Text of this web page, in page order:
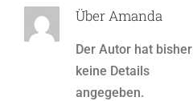
ÜberAmanda
Der Autor hat bisher
keine Details
angegeben.